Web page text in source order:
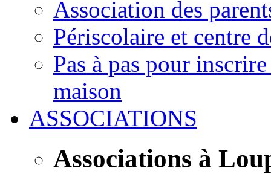
Association des
Périscolaire et centre
Pas à pas pour
maison
ASSOCIATIONS
Associations à